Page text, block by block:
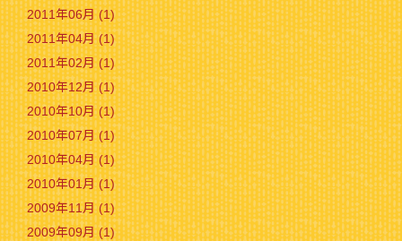
2011年06月 (1)
2011年04月 (1)
2011年02月 (1)
2010年12月 (1)
2010年10月 (1)
2010年07月 (1)
2010年04月 (1)
2010年01月 (1)
2009年11月 (1)
2009年09月 (1)